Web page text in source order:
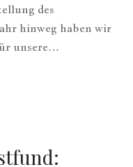
des
hinweg haben wir
unsere…